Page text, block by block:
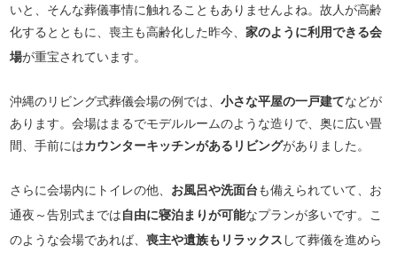
いと、そんな葬儀事情に触れることもありませんよね。故人が高齢
化するとともに、喪主も高齢化した昨今、家のように利用できる会
場が重宝されています。
沖縄のリビング式葬儀会場の例では、小さな平屋の一戸建てなどが
あります。会場はまるでモデルルームのような造りで、奥に広い畳
間、手前にはカウンターキッチンがあるリビングがありました。
さらに会場内にトイレの他、 お風呂や洗面台も備えられていて、お
通夜～告別式までは自由に寝泊まりが可能なプランが多いです。こ
のような会場であれば、喪主や遺族もリラックス して葬儀を進めら